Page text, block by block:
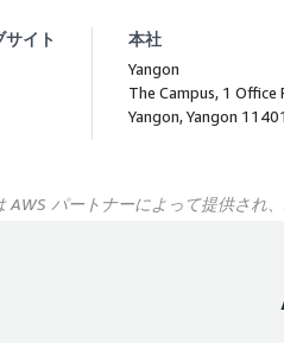
イト 本社
Yangon
The Campus, 1 Office
Yangon, Yangon
AWS パートナーによって提供され